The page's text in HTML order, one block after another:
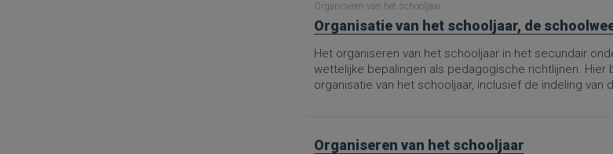
Organiseren van het schooljaar
Organisatie van het schooljaar, de
Het organiseren van het schooljaar in het secundair
wettelijke bepalingen als pedagogische richtlijnen.
organisatie van het schooljaar, inclusief de indeling
Organiseren van het schooljaar